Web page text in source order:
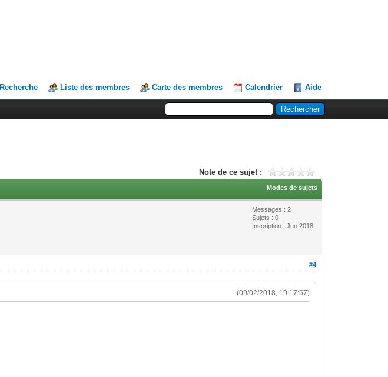
Recherche Liste des membres Carte des membres Calendrier Aide
Note de ce sujet :
Modes de sujets
Messages : 2
Sujets : 0
Inscription : Jun 2018
#4
(09/02/2018, 19:17:57)